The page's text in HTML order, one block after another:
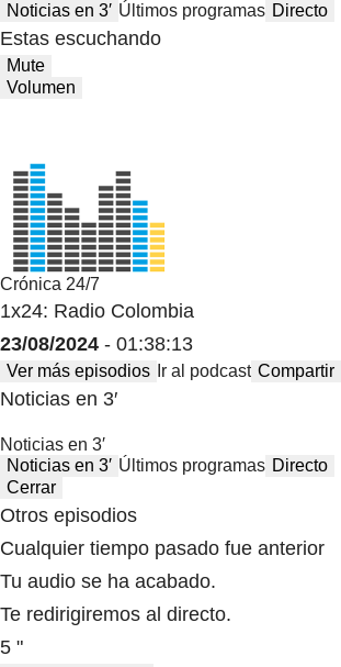
Noticias en 3′ Últimos programas Directo
Estas escuchando
Mute
Volumen
Crónica 24/7
1x24: Radio Colombia
23/08/2024 - 01:38:13
Ver más episodios Ir al podcast Compartir
Noticias en 3′
Noticias en 3′
Noticias en 3′ Últimos programas Directo
Cerrar
Otros episodios
Cualquier tiempo pasado fue anterior
Tu audio se ha acabado.
Te redirigiremos al directo.
5 "